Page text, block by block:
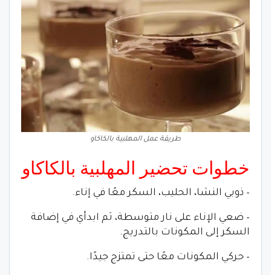
طريقة عمل المهلبية بالكاكاو
خطوات تحضير المهلبية بالكاكاو
– ذوبي النشا، الحليب، السكر معًا في إناء.
– ضعي الإناء على نار متوسطة، ثم ابدأي في إضافة
السكر إلى المكونات بالتدريج.
– حركي المكونات معًا حتى تمتزج جيدًا.